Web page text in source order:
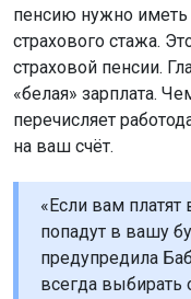
пенсию нужно
страхового стажа.
страховой пенсии.
«белая» зарплата.
перечисляет
на ваш счёт.
«Если вам платят
попадут в вашу
предупредила
всегда выбирать